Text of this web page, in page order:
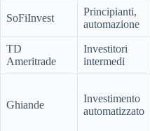
SoFiInvest
Principianti,
automazione
TD
Ameritrade
Investitori
intermedi
Ghiande
Investimento
automatizzato